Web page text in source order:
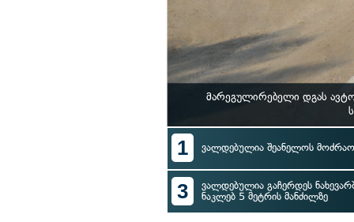
მარეგულირებელი დგას
1 ვალდებულია შეანელოს
3
ვალდებულია გაჩერდეს
ნაკლებ 5 მეტრის მანძილზე